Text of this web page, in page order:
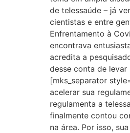
de telessaúde – já
cientistas e entre
Enfrentamento à
encontrava
acredita a
desse conta de levar
[mks_separator
acelerar sua
regulamenta a
finalmente contou
na área. Por isso,